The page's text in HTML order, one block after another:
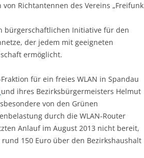
Richtantennen des Vereins „Freifunk
bürgerschaftlichen Initiative für den
der jedem mit geeigneten
ermöglicht.
für ein freies WLAN in Spandau
und ihres Bezirksbürgermeisters Helmut
von den Grünen
durch die WLAN-Router
Anlauf im August 2013 nicht bereit,
150 Euro über den Bezirkshaushalt